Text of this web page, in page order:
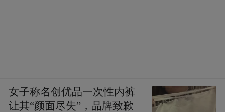
女子称名创优品一次性内裤
让其“颜面尽失”，品牌致歉